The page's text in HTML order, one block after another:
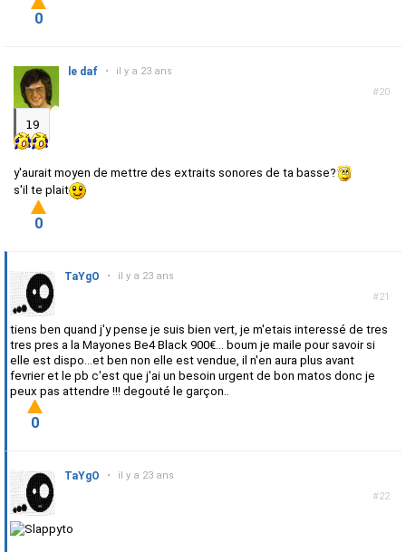
0
#20
le daf • il y a 23 ans
19
y'aurait moyen de mettre des extraits sonores de ta basse?
s'il te plait
0
#21
TaYgO • il y a 23 ans
tiens ben quand j'y pense je suis bien vert, je m'etais interessé de tres
tres pres a la Mayones Be4 Black 900€... boum je maile pour savoir si
elle est dispo...et ben non elle est vendue, il n'en aura plus avant
fevrier et le pb c'est que j'ai un besoin urgent de bon matos donc je
peux pas attendre !!! degouté le garçon..
0
#22
TaYgO • il y a 23 ans